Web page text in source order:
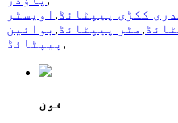
ککڑی پیپٹائڈ , اویسٹر
, مٹر پیپٹائڈ , بوائین
پیپٹائڈ ,
فون